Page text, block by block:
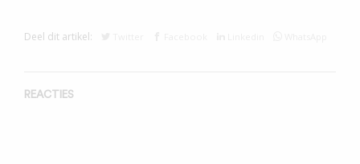
Deel dit artikel:
REACTIES